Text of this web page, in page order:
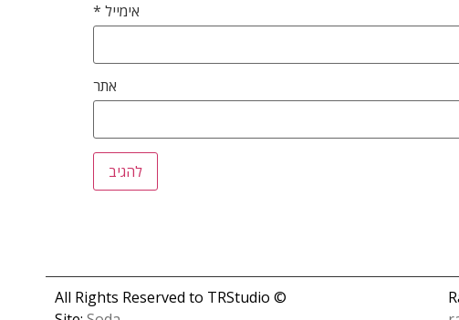
אימייל *
אתר
© All Rights Reserved to TRStudio